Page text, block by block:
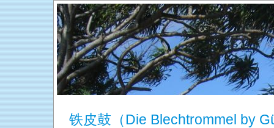
铁皮鼓（Die Blechtrommel by